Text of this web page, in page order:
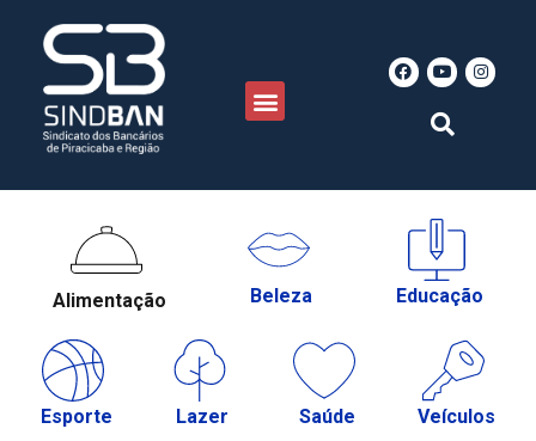
Alimentação Beleza Educação
Esporte Lazer Saúde Veículos